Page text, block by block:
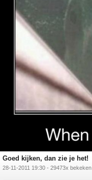
Goed kijken, dan zie je het!
28-11-2011 19:30 - 29473x bekeken